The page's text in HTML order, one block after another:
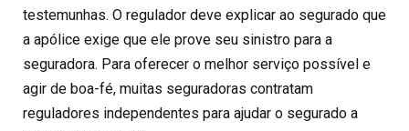
testemunhas. O regulador deve explicar ao segurado que
a apólice exige que ele prove seu sinistro para a
seguradora. Para oferecer o melhor serviço possível e
agir de boa-fé, muitas seguradoras contratam
reguladores independentes para ajudar o segurado a